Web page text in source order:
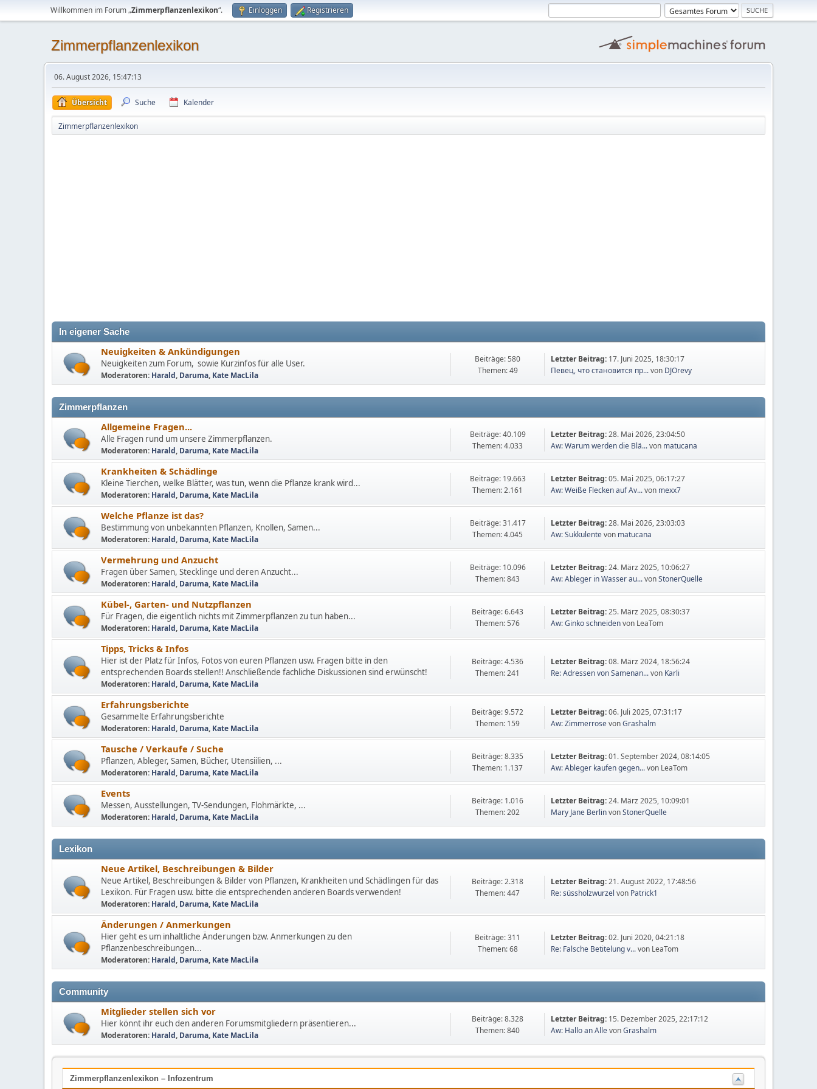
Willkommen im Forum „Zimmerpflanzenlexikon“. Einloggen Registrieren
Zimmerpflanzenlexikon
06. August 2026, 15:47:13
Übersicht Suche Kalender
Zimmerpflanzenlexikon
In eigener Sache
Neuigkeiten & Ankündigungen
Neuigkeiten zum Forum, sowie Kurzinfos für alle User.
Moderatoren: Harald, Daruma, Kate MacLila
Beiträge: 580
Themen: 49
Letzter Beitrag: 17. Juni 2025, 18:30:17
Певец, что становится пр...von DJOrevy
Zimmerpflanzen
Allgemeine Fragen...
Alle Fragen rund um unsere Zimmerpflanzen.
Moderatoren: Harald, Daruma, Kate MacLila
Beiträge: 40.109
Themen: 4.033
Letzter Beitrag:28. Mai 2026, 23:04:50
Aw: Warum werden die Blä...von matucana
Krankheiten & Schädlinge
Kleine Tierchen, welke Blätter, was tun, wenn die Pflanze krank wird...
Moderatoren: Harald, Daruma, Kate MacLila
Beiträge: 19.663
Themen: 2.161
Letzter Beitrag:05. Mai 2025, 06:17:27
Aw: Weiße Flecken auf Av...von mexx7
Welche Pflanze ist das?
Bestimmung von unbekannten Pflanzen, Knollen, Samen...
Moderatoren: Harald, Daruma, Kate MacLila
Beiträge: 31.417
Themen: 4.045
Letzter Beitrag:28. Mai 2026, 23:03:03
Aw: Sukkulentevon matucana
Vermehrung und Anzucht
Fragen über Samen, Stecklinge und deren Anzucht...
Moderatoren: Harald, Daruma, Kate MacLila
Beiträge: 10.096
Themen: 843
Letzter Beitrag:24. März 2025, 10:06:27
Aw: Ableger in Wasser au...vonStonerQuelle
Kübel-, Garten- und Nutzpflanzen
Für Fragen, die eigentlich nichts mit Zimmerpflanzen zu tun haben...
Moderatoren: Harald, Daruma, Kate MacLila
Beiträge: 6.643
Themen: 576
Letzter Beitrag:25. März 2025, 08:30:37
Aw: Ginko schneidenvon LeaTom
Tipps, Tricks & Infos
Hier ist der Platz für Infos, Fotos von euren Pflanzen usw. Fragen bitte in den
entsprechenden Boards stellen!! Anschließende fachliche Diskussionen sind erwünscht!
Moderatoren: Harald, Daruma, Kate MacLila
Beiträge: 4.536
Themen: 241
Letzter Beitrag:08. März 2024, 18:56:24
Re: Adressen von Samenan...von Karli
Erfahrungsberichte
Gesammelte Erfahrungsberichte
Moderatoren: Harald, Daruma, Kate MacLila
Beiträge: 9.572
Themen: 159
Letzter Beitrag:06. Juli 2025, 07:31:17
Aw: ZimmerrosevonGrashalm
Tausche / Verkaufe / Suche
Pflanzen, Ableger, Samen, Bücher, Utensiilien, ...
Moderatoren: Harald, Daruma, Kate MacLila
Beiträge: 8.335
Themen: 1.137
Letzter Beitrag:01. September 2024, 08:14:05
Aw: Ableger kaufen gegen...von LeaTom
Events
Messen, Ausstellungen, TV-Sendungen, Flohmärkte, ...
Moderatoren: Harald, Daruma, Kate MacLila
Beiträge: 1.016
Themen: 202
Letzter Beitrag:24. März 2025, 10:09:01
Mary Jane BerlinvonStonerQuelle
Lexikon
Neue Artikel, Beschreibungen & Bilder
Neue Artikel, Beschreibungen & Bilder von Pflanzen, Krankheiten und Schädlingen für das
Lexikon. Für Fragen usw. bitte die entsprechenden anderen Boards verwenden!
Moderatoren: Harald, Daruma, Kate MacLila
Beiträge: 2.318
Themen: 447
Letzter Beitrag:21. August 2022, 17:48:56
Re: süssholzwurzel von Patrick1
Änderungen / Anmerkungen
Hier geht es um inhaltliche Änderungen bzw. Anmerkungen zu den
Pflanzenbeschreibungen...
Moderatoren: Harald, Daruma, Kate MacLila
Beiträge: 311
Themen: 68
Letzter Beitrag:02. Juni 2020, 04:21:18
Re: Falsche Betitelung v...von LeaTom
Community
Mitglieder stellen sich vor
Hier könnt ihr euch den anderen Forumsmitgliedern präsentieren...
Moderatoren: Harald, Daruma, Kate MacLila
Beiträge: 8.328
Themen: 840
Letzter Beitrag: 15. Dezember 2025, 22:17:12
Aw: Hallo an AllevonGrashalm
Zimmerpflanzenlexikon – Infozentrum